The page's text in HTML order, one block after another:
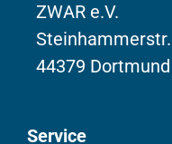
ZWAR e.V.
44379 Dortmund
Service